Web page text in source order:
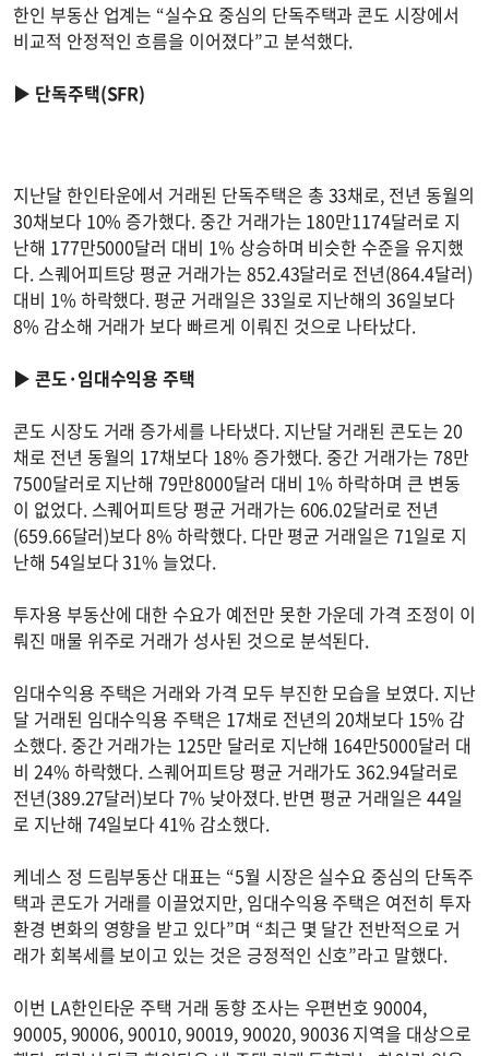
한인 부동산 업계는 “실수요 중심의 단독주택과 콘도 시장에서
비교적 안정적인 흐름을 이어졌다”고 분석했다.
▶ 단독주택(SFR)
지난달 한인타운에서 거래된 단독주택은 총 33채로, 전년 동월의
30채보다 10% 증가했다. 중간 거래가는 180만1174달러로 지
난해 177만5000달러 대비 1% 상승하며 비슷한 수준을 유지했
다. 스퀘어피트당 평균 거래가는 852.43달러로 전년(864.4달러)
대비 1% 하락했다. 평균 거래일은 33일로 지난해의 36일보다
8% 감소해 거래가 보다 빠르게 이뤄진 것으로 나타났다.
▶ 콘도·임대수익용 주택
콘도 시장도 거래 증가세를 나타냈다. 지난달 거래된 콘도는 20
채로 전년 동월의 17채보다 18% 증가했다. 중간 거래가는 78만
7500달러로 지난해 79만8000달러 대비 1% 하락하며 큰 변동
이 없었다. 스퀘어피트당 평균 거래가는 606.02달러로 전년
(659.66달러)보다 8% 하락했다. 다만 평균 거래일은 71일로 지
난해 54일보다 31% 늘었다.
투자용 부동산에 대한 수요가 예전만 못한 가운데 가격 조정이 이
뤄진 매물 위주로 거래가 성사된 것으로 분석된다.
임대수익용 주택은 거래와 가격 모두 부진한 모습을 보였다. 지난
달 거래된 임대수익용 주택은 17채로 전년의 20채보다 15% 감
소했다. 중간 거래가는 125만 달러로 지난해 164만5000달러 대
비 24% 하락했다. 스퀘어피트당 평균 거래가도 362.94달러로
전년(389.27달러)보다 7% 낮아졌다. 반면 평균 거래일은 44일
로 지난해 74일보다 41% 감소했다.
케네스 정 드림부동산 대표는 “5월 시장은 실수요 중심의 단독주
택과 콘도가 거래를 이끌었지만, 임대수익용 주택은 여전히 투자
환경 변화의 영향을 받고 있다”며 “최근 몇 달간 전반적으로 거
래가 회복세를 보이고 있는 것은 긍정적인 신호”라고 말했다.
이번 LA한인타운 주택 거래 동향 조사는 우편번호 90004,
90005, 90006, 90010, 90019, 90020, 90036 지역을 대상으로